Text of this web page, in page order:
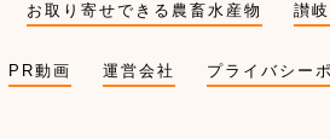
お取り寄せできる農畜水産物 讃
PR動画 運営会社 プライバシー